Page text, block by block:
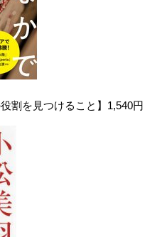
割を見つけること】1,540円